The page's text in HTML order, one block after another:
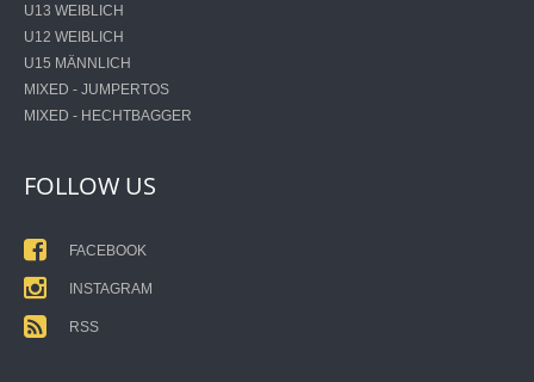
U13 WEIBLICH
U12 WEIBLICH
U15 MÄNNLICH
MIXED - JUMPERTOS
MIXED - HECHTBAGGER
FOLLOW US
FACEBOOK
INSTAGRAM
RSS